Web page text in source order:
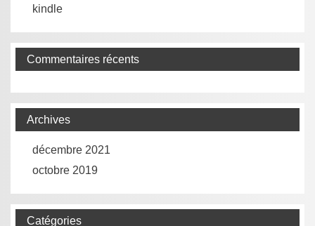
kindle
Commentaires récents
Archives
décembre 2021
octobre 2019
Catégories